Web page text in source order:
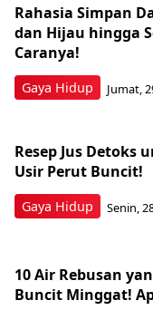
Gaya Hidup
Rahasia Simpan
dan Hijau hingga
Caranya!
Jumat,
Gaya Hidup
Resep Jus Detoks
Usir Perut Buncit!
Senin,
10 Air Rebusan
Buncit Minggat!